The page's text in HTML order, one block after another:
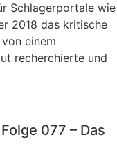
Schlagerportale wie
2018 das kritische
einem
recherchierte und
077 – Das